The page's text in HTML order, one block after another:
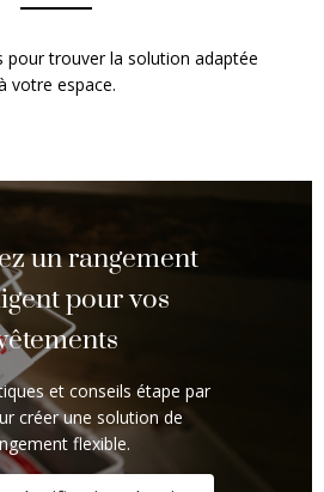
pour trouver la solution adaptée
votre espace.
un rangement
pour vos
et conseils étape par
créer une solution de
flexible.